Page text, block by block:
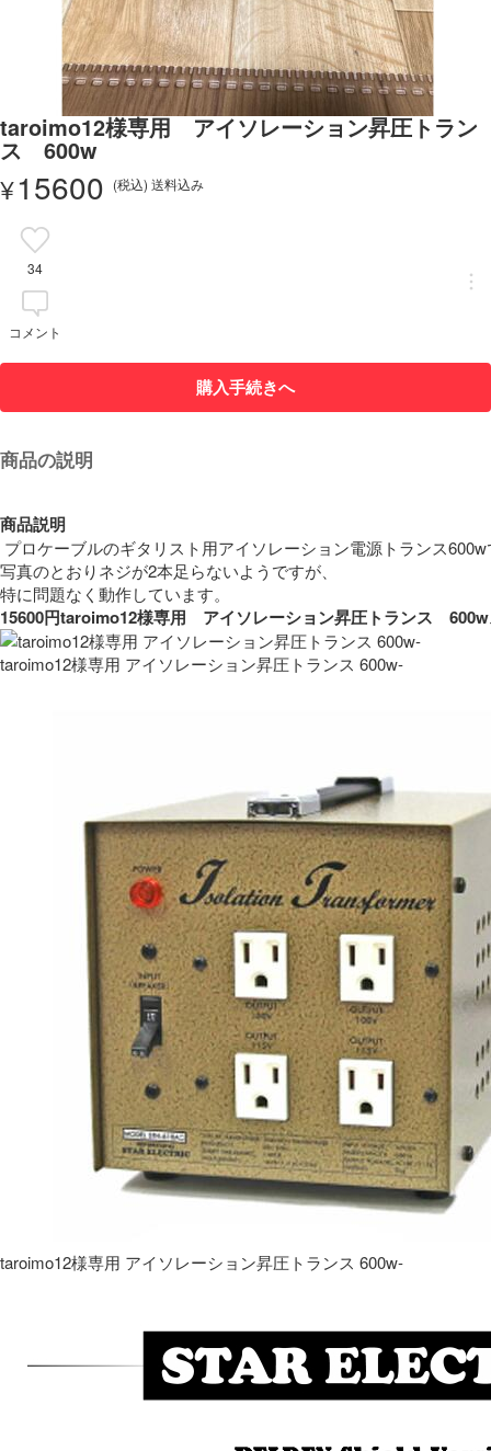
taroimo12様専用 アイソレーション昇圧トラン
ス 600w
¥15600 (税込) 送料込み
34
コメント
購入手続きへ
商品の説明
商品説明
プロケーブルのギタリスト用アイソレーション電源トランス
写真のとおりネジが2本足らないようですが、
15600円taroimo12様専用　アイソレーション昇圧トランス　
taroimo12様専用 アイソレーション昇圧トランス 600w-
taroimo12様専用 アイソレーション昇圧トランス 600w-